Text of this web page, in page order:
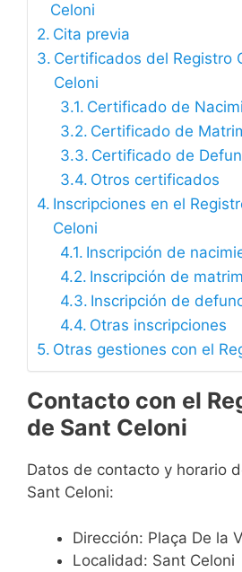
Celoni
Cita previa
Certificados del Registro
Celoni
Certificado de
Certificado de
Certificado de
Otros certificados
Inscripciones en el
Celoni
Inscripción de
Inscripción de
Inscripción de
Otras inscripciones
Otras gestiones con el
Contacto con el
de Sant Celoni
Datos de contacto y horario
Sant Celoni:
Dirección: Plaça De la
Localidad: Sant Celoni